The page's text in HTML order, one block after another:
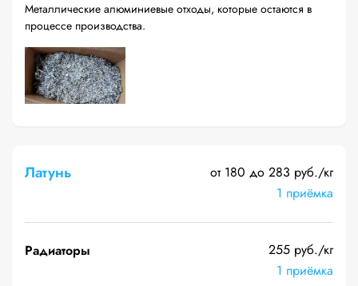
Металлические алюминиевые отходы, которые остаются в
процессе производства.
Латунь
от 180 до 283 руб./кг
1 приёмка
Радиаторы
255 руб./кг
1 приёмка